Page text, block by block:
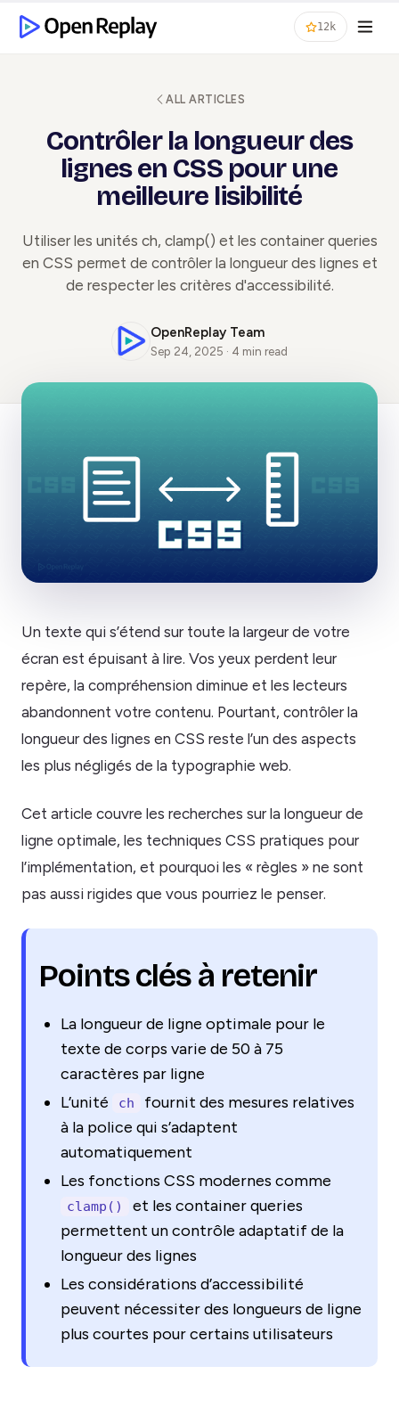
12k
ALL ARTICLES
Contrôler la longueur des
lignes en CSS pour une
meilleure lisibilité
Utiliser les unités ch, clamp() et les container queries
en CSS permet de contrôler la longueur des lignes et
de respecter les critères d'accessibilité.
OpenReplay Team
Sep 24, 2025 · 4 min read
Un texte qui s’étend sur toute la largeur de votre
écran est épuisant à lire. Vos yeux perdent leur
repère, la compréhension diminue et les lecteurs
abandonnent votre contenu. Pourtant, contrôler la
longueur des lignes en CSS reste l’un des aspects
les plus négligés de la typographie web.
Cet article couvre les recherches sur la longueur de
ligne optimale, les techniques CSS pratiques pour
l’implémentation, et pourquoi les « règles » ne sont
pas aussi rigides que vous pourriez le penser.
Points clés à retenir
La longueur de ligne optimale pour le
texte de corps varie de 50 à 75
caractères par ligne
L’unité
ch
fournit des mesures relatives
à la police qui s’adaptent
automatiquement
Les fonctions CSS modernes comme
clamp()
et les container queries
permettent un contrôle adaptatif de la
longueur des lignes
Les considérations d’accessibilité
peuvent nécessiter des longueurs de ligne
plus courtes pour certains utilisateurs